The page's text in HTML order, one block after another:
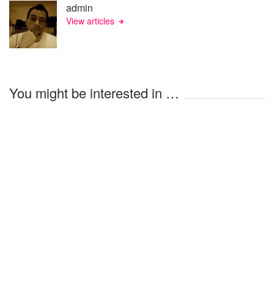
admin
View articles
You might be interested in …